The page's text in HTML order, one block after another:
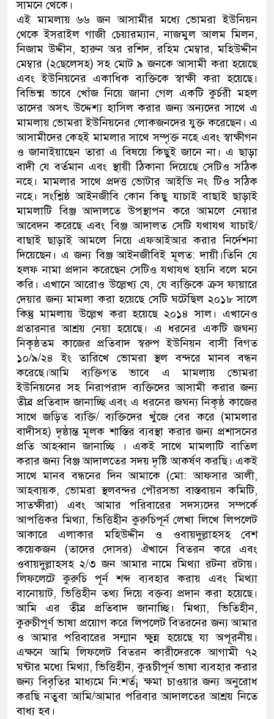
সামনে থেকে।
এই মামলায় ৬৬ জন আসামীর মধ্যে ভোমরা ইউনিয়ন
থেকে ইসরাইল গাজী চেয়ারম্যান, নাজমুল আলম মিলন,
নিজাম উদ্দীন, হারুন অর রশিদ, রহিম মেম্বার, মহিউদ্দীন
মেম্বার (২ছেলেসহ) সহ মোট ৯ জনকে আসামী করা হয়েছে
এবং ইউনিয়নের একাধিক ব্যক্তিকে স্বাক্ষী করা হয়েছে।
বিভিন্ন্ন ভাবে খোঁজ নিয়ে জানা গেল একটি কুর্চরী মহল
তাদের অসৎ উদ্দেশ্য হাসিল করার জন্য অন্যদের সাথে এ
মামলায় ভোমরা ইউনিয়নের লোকজনদের যুক্ত করেছেন। এ
আসামীদের কেহই মামলার সাথে সম্পৃক্ত নহে এবং স্বাক্ষীগন
ও জানাইয়াছেন তারা এ বিষয়ে কিছুই জানে না। এ ছাড়া
বাদী যে বর্তমান এবং স্থায়ী ঠিকানা দিয়েছে সেটিও সঠিক
নহে। মামলার সাথে প্রদত্ত ভোটার আইডি নং টিও সঠিক
নহে। সংশ্লিষ্ঠ আইনজীবি কোন কিছু যাচাই বাছাই ছাড়াই
মামলাটি বিঞ্জ আদালতে উপস্থাপন করে আমলে নেয়ার
আবেদন করেছে এবং বিঞ্জ আদালত সেটি যথাযথ যাচাই/
বাছাই ছাড়াই আমলে নিয়ে এফআইআর করার নির্দেশনা
দিয়েছেন। এ জন্য বিঞ্জ আইনজীবিই মূলত: দায়ী।তিনি যে
হলফ নামা প্রদান করেছেন সেটিও যথাযথ হয়নি বলে মনে
করি। এখানে আরোও উল্লেখ্য যে, যে ব্যক্তিকে ক্রস ফায়ারে
দেয়ার জন্য মামলা করা হয়েছে সেটি ঘটেছিল ২০১৮ সালে
কিন্তু মামলায় উল্লেখ করা হয়েছে ২০১৪ সাল। এখানেও
প্রতারনার আশ্রয় নেয়া হয়েছে। এ ধরনের একটি জঘন্য
নিকৃষ্ঠতম কাজের প্রতিবাদ স্বরুপ ইউনিয়ন বাসী বিগত
১০/৯/২৪ ইং তারিখে ভোমরা স্থল বন্দরে মানব বন্ধন
করেছে।আমি ব্যক্তিগত ভাবে এ মামলায় ভোমরা
ইউনিয়নের সহ নিরাপরাদ ব্যক্তিদের আসামী করার জন্য
তীব্র প্রতিবাদ জানাচ্ছি এবং এ ধরনের জঘন্য নিকৃষ্ঠ কাজের
সাথে জড়িত ব্যক্তি/ ব্যক্তিদের খুঁজে বের করে (মামলার
বাদীসহ) দৃষ্ঠান্ত মূলক শাস্তির ব্যবস্থা করার জন্য প্রশাসনের
প্রতি আহব্বান জানাচ্ছি । একই সাথে মামলাটি বাতিল
করার জন্য বিঞ্জ আদালতের সদয় দৃষ্টি আকর্ষণ করছি। একই
সাথে মানব বন্ধনের দিন আমাকে (মো: আফসার আলী,
আহবায়ক, ভোমরা স্থলবন্দর পৌরসভা বাস্তবায়ন কমিটি,
সাতক্ষীরা) এবং আমার পরিবারের সদস্যদের সম্পর্কে
আপত্তিকর মিথ্যা, ভিত্তিহীন কুরুচিপূর্ন লেখা লিখে লিপলেট
আকারে এলাকার মহিউদ্দীন ও ওবায়দুল্লাহসহ বেশ
কয়েকজন (তাদের দোসর) ঐখানে বিতরন করে এবং
ওবায়দুল্লাহসহ ২/৩ জন আমার নামে মিথ্যা রটনা রটায়।
লিফলেটে কুরুচি পূর্ন শব্দ ব্যবহার করায় এবং মিথ্যা
বানোয়াট, ভিত্তিহীন তথ্য দিয়ে বক্তব্য প্রদান করা হয়েছে।
আমি এর তীব্র প্রতিবাদ জানাচ্ছি। মিথ্যা, ভিতিহীন,
কুরুচীপূর্ণ ভাষা প্রয়োগ করে লিপলেট বিতরনের জন্য আমার
ও আমার পরিবারের সন্মান ক্ষুন্ন হয়েছে যা অপূরনীয়।
এক্ষনে আমি লিফলেট বিতরন কারীদেরকে আগামী ৭২
ঘন্টার মধ্যে মিথ্যা, ভিত্তিহীন, কুরূচীপূর্ন ভাষা ব্যবহার করার
জন্য বিবৃতির মাধ্যমে নি:শর্ত¡ ক্ষমা চাওয়ার জন্য অনুরোধ
করছি নতুবা আমি/আমার পরিবার আদালতের আশ্রয় নিতে
বাধ্য হব।